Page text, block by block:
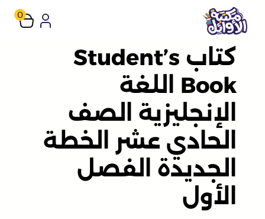
تخطى
إلى
المحتوى
0
كتاب Student’s
Book اللغة
الإنجليزية الصف
الحادي عشر الخطة
الجديدة الفصل
الأول